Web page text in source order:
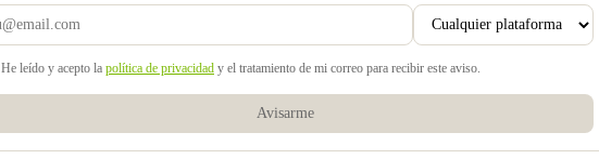
He leído y acepto la política de privacidad y el tratamiento de mi correo para recibir este aviso.
Avisarme